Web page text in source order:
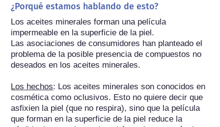
¿Porqué estamos hablando de esto?
Los aceites minerales forman una película
impermeable en la superficie de la piel.
Las asociaciones de consumidores han planteado el
problema de la posible presencia de compuestos no
deseados en los aceites minerales.
Los hechos: Los aceites minerales son conocidos en
cosmética como oclusivos. Esto no quiere decir que
asfixien la piel (que no respira), sino que la película
que forman en la superficie de la piel reduce la